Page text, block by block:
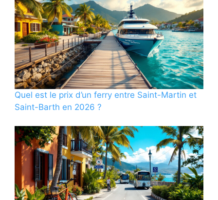
Quel est le prix d’un ferry entre Saint-Martin et
Saint-Barth en 2026 ?